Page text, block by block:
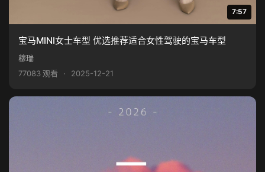
7:57
宝马MINI女士车型 优选推荐适合女性驾驶的宝马车型
穆瑞
77083 观看
· 2025-12-21